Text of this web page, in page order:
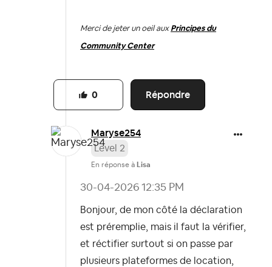
Merci de jeter un oeil aux Principes du
Community Center
Répondre
0
Maryse254
Level 2
En réponse à Lisa
‎30-04-2026 12:35 PM
Bonjour, de mon côté la déclaration
est préremplie, mais il faut la vérifier,
et réctifier surtout si on passe par
plusieurs plateformes de location,